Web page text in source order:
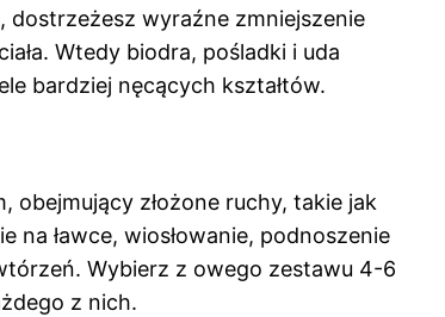
dostrzeżesz wyraźne zmniejszenie
Wtedy biodra, pośladki i uda
bardziej nęcących kształtów.
obejmujący złożone ruchy, takie jak
na ławce, wiosłowanie, podnoszenie
Wybierz z owego zestawu 4-6
z nich.